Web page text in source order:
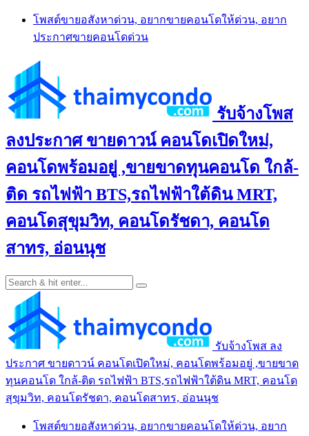
Skip
content
โพสต์ขายอสังหาด่วน, อยากขายคอนโดให้ด่วน, อยาก
ประกาศขายคอนโดด่วน
รับจ้างโพส
ลงประกาศ ขายดาวน์ คอนโดเปิดใหม่,
คอนโดพร้อมอยู่ ,ขายขาดทุนคอนโด ใกล้-
ติด รถไฟฟ้า BTS,รถไฟฟ้าใต้ดิน MRT,
คอนโดสุขุมวิท, คอนโดรัชดา, คอนโด
สาทร, อ่อนนุช
รับจ้างโพส ลง
ประกาศ ขายดาวน์ คอนโดเปิดใหม่, คอนโดพร้อมอยู่ ,ขายขาด
ทุนคอนโด ใกล้-ติด รถไฟฟ้า BTS,รถไฟฟ้าใต้ดิน MRT, คอนโด
สุขุมวิท, คอนโดรัชดา, คอนโดสาทร, อ่อนนุช
โพสต์ขายอสังหาด่วน, อยากขายคอนโดให้ด่วน, อยาก